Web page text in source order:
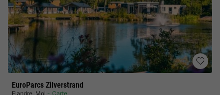
EuroParcs Zilverstrand
Flandre, Mol Carte